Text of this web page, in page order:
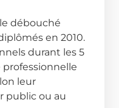
débouché
en 2010.
durant les 5
leur
public ou au